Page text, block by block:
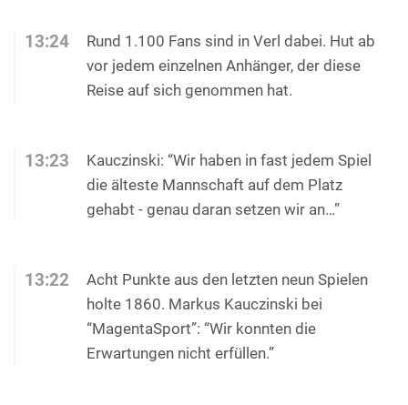
13:24
Rund 1.100 Fans sind in Verl dabei. Hut ab
vor jedem einzelnen Anhänger, der diese
Reise auf sich genommen hat.
13:23
Kauczinski: “Wir haben in fast jedem Spiel
die älteste Mannschaft auf dem Platz
gehabt - genau daran setzen wir an…”
13:22
Acht Punkte aus den letzten neun Spielen
holte 1860. Markus Kauczinski bei
“MagentaSport”: “Wir konnten die
Erwartungen nicht erfüllen.”